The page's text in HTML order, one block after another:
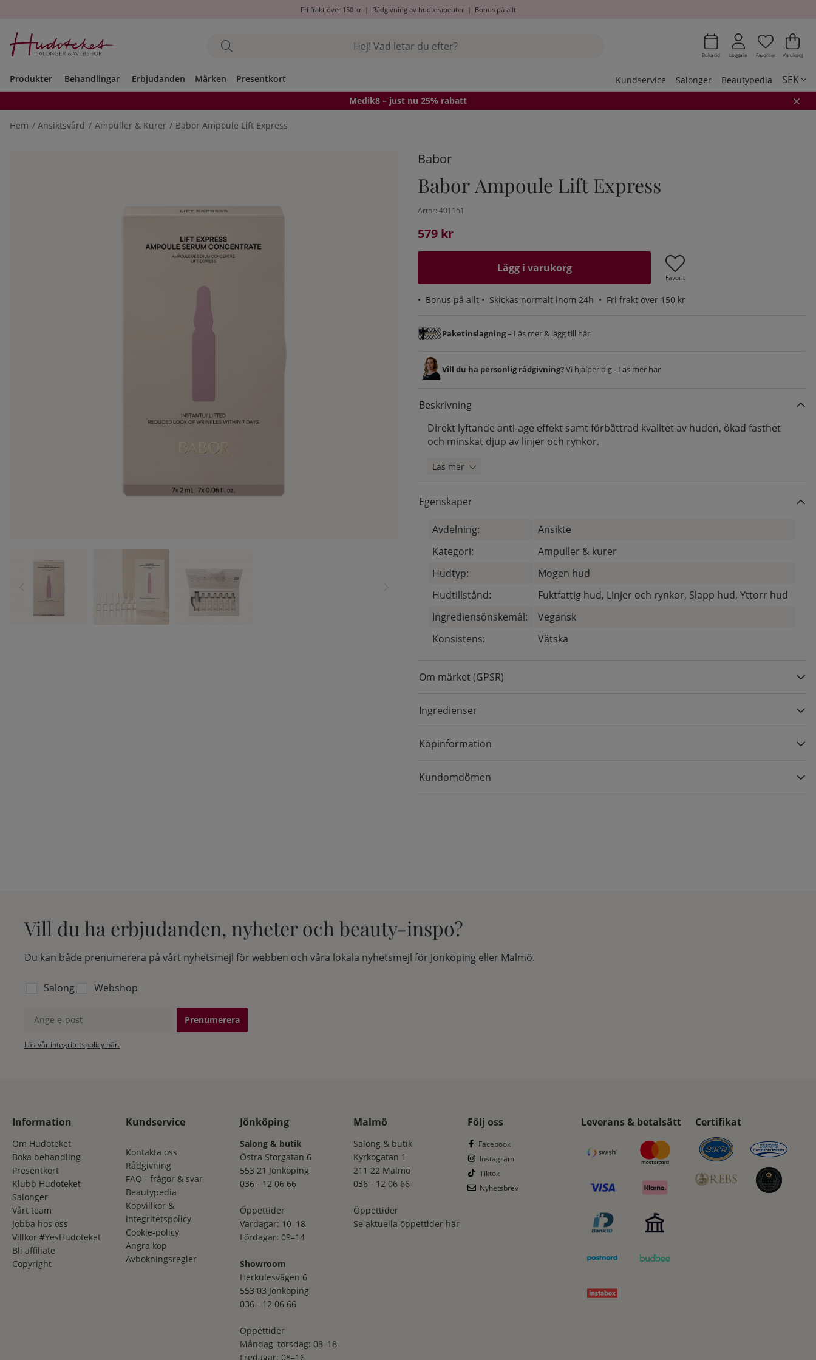
Fri frakt över 150 kr| Rådgivning av hudterapeuter| Bonus på allt
Boka tid Logga in Antal i
.
Favoriter .
Varukorg
Produkter Behandlingar Erbjudanden Märken Presentkort Kundservice Salonger Beautypedia SEK
Medik8 – just nu 25% rabatt
Hem Ansiktsvård Ampuller & Kurer Babor Ampoule Lift Express
Babor
Babor Ampoule Lift Express
Artnr: 401161
579 kr
Lägg i varukorg
Favorit
• Bonus på allt • Skickas normalt inom 24h • Fri frakt över 150 kr
Paketinslagning– Läs mer & lägg till här
Vill du ha personlig rådgivning?Vi hjälper dig - Läs mer här
Beskrivning
Direkt lyftande anti-age effekt samt förbättrad kvalitet av huden, ökad fasthet
och minskat djup av linjer och rynkor.
Läs mer
Egenskaper
Avdelning:
Ansikte
Kategori:
Ampuller & kurer
Hudtyp:
Mogen hud
Hudtillstånd:
Fuktfattig hud, Linjer och rynkor, Slapp hud, Yttorr hud
Ingrediensönskemål:
Vegansk
Konsistens:
Vätska
Om märket (GPSR)
Ingredienser
Köpinformation
Kundomdömen
Vill du ha erbjudanden, nyheter och beauty-inspo?
Du kan både prenumerera på vårt nyhetsmejl för webben och våra lokala nyhetsmejl för Jönköping eller Malmö.
Välj vilken lista du vill prenumerera på:
Salong
Webshop
Ange e-post
Läs vår integritetspolicy här.
Information
Om Hudoteket
Boka behandling
Presentkort
Klubb Hudoteket
Salonger
Vårt team
Jobba hos oss
Villkor #YesHudoteket
Bli affiliate
Copyright
Kundservice
Kontakta oss
Rådgivning
FAQ - frågor & svar
Beautypedia
Köpvillkor &
integritetspolicy
Cookie-policy
Ångra köp
Avbokningsregler
Jönköping
Salong & butik
Östra Storgatan 6
553 21 Jönköping
036 - 12 06 66
Öppettider
Vardagar: 10–18
Lördagar: 09–14
Showroom
Herkulesvägen 6
553 03 Jönköping
036 - 12 06 66
Öppettider
Måndag–torsdag: 08–18
Fredagar: 08–16
Malmö
Salong & butik
Kyrkogatan 1
211 22 Malmö
036 - 12 06 66
Öppettider
Se aktuella öppettider här
Följ oss
Facebook
Instagram
Tiktok
Nyhetsbrev
Leverans & betalsätt Certifikat